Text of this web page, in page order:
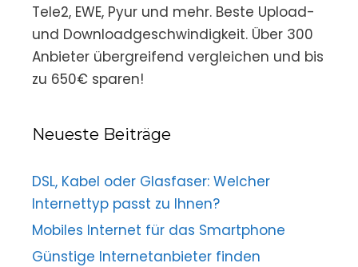
Tele2, EWE, Pyur und mehr. Beste Upload-
und Downloadgeschwindigkeit. Über 300
Anbieter übergreifend vergleichen und bis
zu 650€ sparen!
Neueste Beiträge
DSL, Kabel oder Glasfaser: Welcher
Internettyp passt zu Ihnen?
Mobiles Internet für das Smartphone
Günstige Internetanbieter finden